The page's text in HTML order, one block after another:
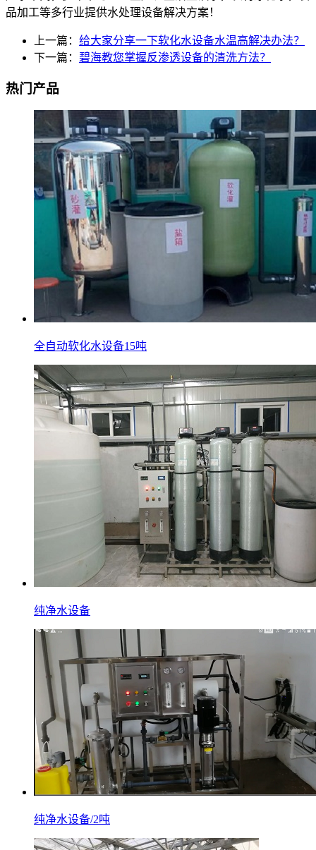
品加工等多行业提供水处理设备解决方案！
上一篇： 给大家分享一下软化水设备水温高解决办法？
下一篇： 碧海教您掌握反渗透设备的清洗方法？
热门产品
全自动软化水设备15吨
纯净水设备
纯净水设备/2吨